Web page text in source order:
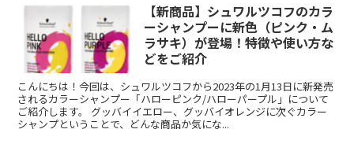
【新商品】シュワルツコフのカラ
ーシャンプーに新色（ピンク・ム
ラサキ）が登場！特徴や使い方な
どをご紹介
こんにちは！今回は、シュワルツコフから2023年の1月13日に新発売
されるカラーシャンプー「ハローピンク/ハローパープル」について
ご紹介します。 グッバイイエロー、グッバイオレンジに次ぐカラー
シャンプということで、どんな商品か気にな...